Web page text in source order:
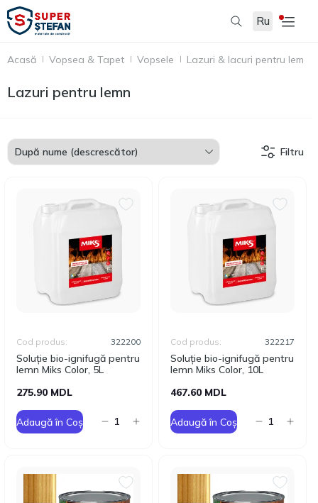
Ru
Acasă Vopsea & Tapet Vopsele Lazuri & lacuri pentru lemn
Lazuri pentru lemn
Filtru
Soluție bio-ignifugă pentru
lemn Мiks Color, 5L
Cod produs: 322200
275.90 MDL
Adaugă în Coș
Soluție bio-ignifugă pentru
lemn Мiks Color, 10L
Cod produs: 322217
467.60 MDL
Adaugă în Coș